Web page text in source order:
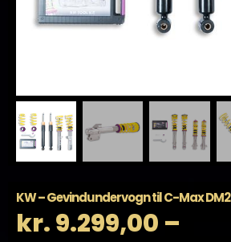
KW – Gevindundervogn til C-Max DM2
kr.9.299,00 –